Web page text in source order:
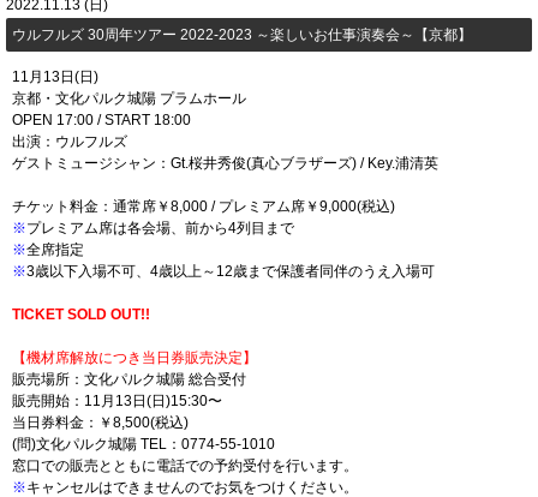
2022.11.13 (日)
ウルフルズ 30周年ツアー 2022-2023 ～楽しいお仕事演奏会～【京都】
11月13日(日)
京都・文化パルク城陽 プラムホール
OPEN 17:00 / START 18:00
出演：ウルフルズ
ゲストミュージシャン：Gt.桜井秀俊(真心ブラザーズ) / Key.浦清英
チケット料金：通常席￥8,000 / プレミアム席￥9,000(税込)
※プレミアム席は各会場、前から4列目まで
※全席指定
※3歳以下入場不可、4歳以上～12歳まで保護者同伴のうえ入場可
TICKET SOLD OUT!!
【機材席解放につき当日券販売決定】
販売場所：文化パルク城陽 総合受付
販売開始：11月13日(日)15:30〜
当日券料金：￥8,500(税込)
(問)文化パルク城陽 TEL：0774-55-1010
窓口での販売とともに電話での予約受付を行います。
※キャンセルはできませんのでお気をつけください。